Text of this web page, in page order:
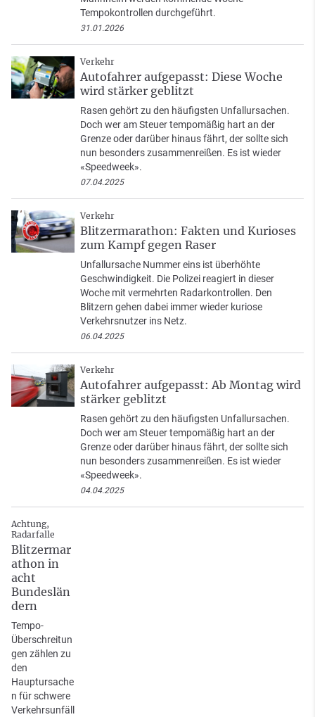
Tempokontrollen durchgeführt.
31.01.2026
Verkehr
Autofahrer aufgepasst: Diese Woche
wird stärker geblitzt
Rasen gehört zu den häufigsten Unfallursachen.
Doch wer am Steuer tempomäßig hart an der
Grenze oder darüber hinaus fährt, der sollte sich
nun besonders zusammenreißen. Es ist wieder
«Speedweek».
07.04.2025
Verkehr
Blitzermarathon: Fakten und Kurioses
zum Kampf gegen Raser
Unfallursache Nummer eins ist überhöhte
Geschwindigkeit. Die Polizei reagiert in dieser
Woche mit vermehrten Radarkontrollen. Den
Blitzern gehen dabei immer wieder kuriose
Verkehrsnutzer ins Netz.
06.04.2025
Verkehr
Autofahrer aufgepasst: Ab Montag wird
stärker geblitzt
Rasen gehört zu den häufigsten Unfallursachen.
Doch wer am Steuer tempomäßig hart an der
Grenze oder darüber hinaus fährt, der sollte sich
nun besonders zusammenreißen. Es ist wieder
«Speedweek».
04.04.2025
Achtung,
Radarfalle
Blitzermar
athon in
acht
Bundeslän
dern
Tempo-
Überschreitun
gen zählen zu
den
Hauptursache
n für schwere
Verkehrsunfäll